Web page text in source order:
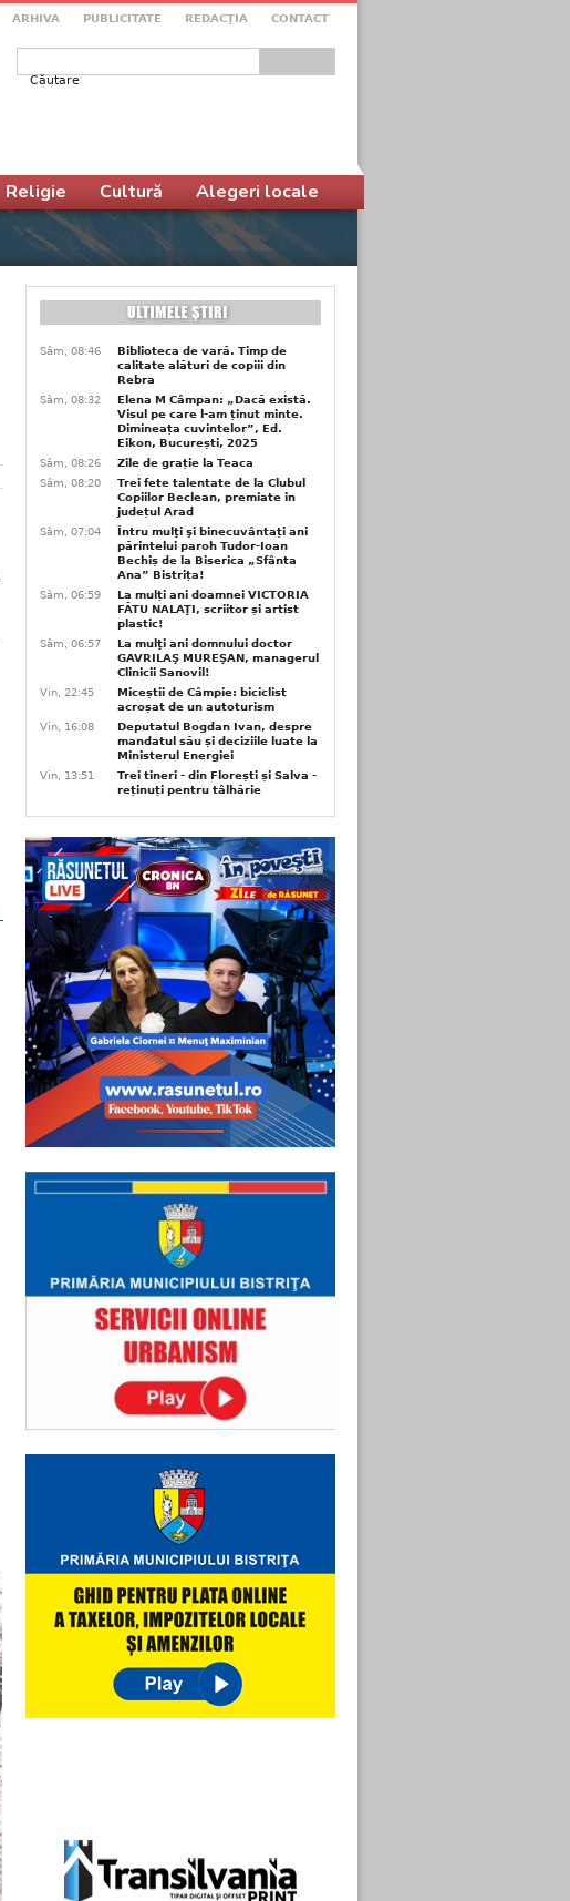
ARHIVA PUBLICITATE REDACŢIA CONTACT
Formular de căutare
Religie Cultură Alegeri locale
Sâm, 08:46
Biblioteca de vară. Timp de
calitate alături de copiii din
Rebra
Sâm, 08:32
Elena M Câmpan: „Dacă există.
Visul pe care l-am ținut minte.
Dimineața cuvintelor”, Ed.
Eikon, București, 2025
Sâm, 08:26
Zile de grație la Teaca
Sâm, 08:20
Trei fete talentate de la Clubul
Copiilor Beclean, premiate in
județul Arad
Sâm, 07:04
Întru mulţi şi binecuvântați ani
părintelui paroh Tudor-Ioan
Bechiș de la Biserica „Sfânta
Ana” Bistrița!
Sâm, 06:59
La mulți ani doamnei VICTORIA
FĂTU NALAŢI, scriitor și artist
plastic!
Sâm, 06:57
La mulţi ani domnului doctor
GAVRILAŞ MUREŞAN, managerul
Clinicii Sanovil!
Vin, 22:45
Miceștii de Câmpie: biciclist
acroșat de un autoturism
Vin, 16:08
Deputatul Bogdan Ivan, despre
mandatul său și deciziile luate la
Ministerul Energiei
Vin, 13:51
Trei tineri - din Florești și Salva -
reținuți pentru tâlhărie